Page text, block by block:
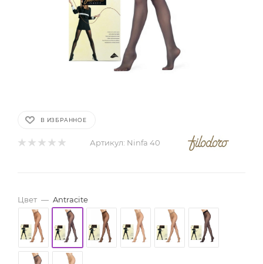
В ИЗБРАННОЕ
Артикул: Ninfa 40
Цвет — Antracite